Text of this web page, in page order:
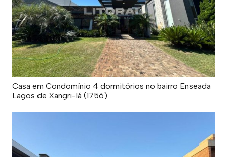
Casa em Condomínio 4 dormitórios no bairro Enseada
Lagos de Xangri-lá (1756)